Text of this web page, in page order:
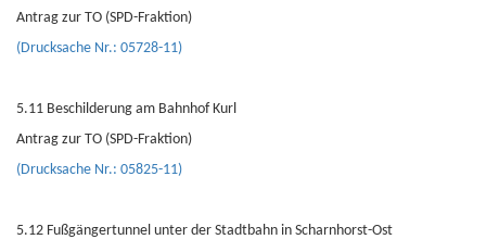
Antrag zur TO (SPD-Fraktion)
(Drucksache Nr.: 05728-11)
5.11 Beschilderung am Bahnhof Kurl
Antrag zur TO (SPD-Fraktion)
(Drucksache Nr.: 05825-11)
5.12 Fußgängertunnel unter der Stadtbahn in Scharnhorst-Ost